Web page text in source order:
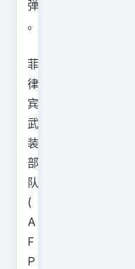
弹
。
菲
律
宾
武
装
部
队
(
A
F
P